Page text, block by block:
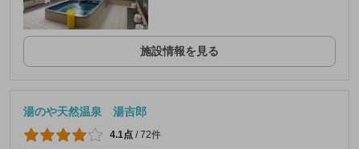
施設情報を見る
湯のや天然温泉 湯吉郎
4.1点 /72件